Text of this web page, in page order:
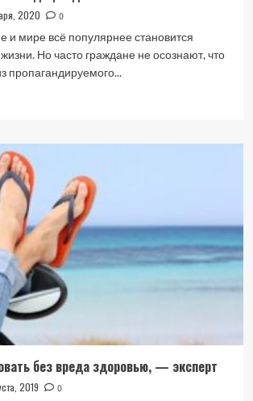
2020
0
и мире всё популярнее становится
Но часто граждане не осознают, что
пропагандируемого...
без вреда здоровью, — эксперт
2019
0